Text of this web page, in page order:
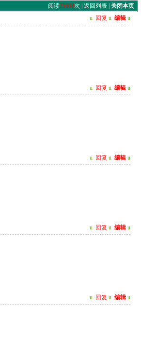
阅读25668次 | 返回列表| 关闭本页
u 回复 u 编辑 u
u 回复 u 编辑 u
u 回复 u 编辑 u
u 回复 u 编辑 u
u 回复 u 编辑 u